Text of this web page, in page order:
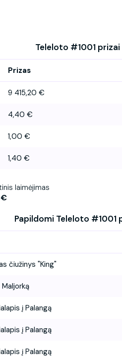
Teleloto #1001 prizai
Prizas
9 415,20 €
4,40 €
1,00 €
1,40 €
laimėjimas
€
Papildomi Teleloto #1001
čiužinys "King"
į Palangą
į Palangą
į Palangą